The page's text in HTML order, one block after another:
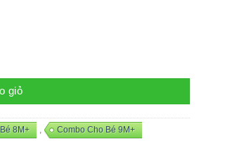
giỏ
8M+ , Combo Cho Bé 9M+